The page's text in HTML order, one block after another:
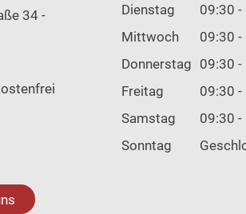
34 -
Dienstag
09:30 -
Mittwoch
09:30 -
Donnerstag 09:30 -
Freitag
09:30 -
Samstag
09:30 -
Sonntag